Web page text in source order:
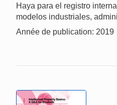
Haya para el registro
modelos industriales,
Année de publication: 2019